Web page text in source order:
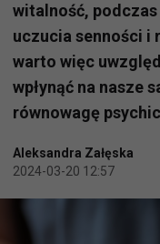
witalność,
uczucia senności i
warto więc
wpłynąć na nasze
równowagę
Aleksandra Załęska
2024-03-20 12:57